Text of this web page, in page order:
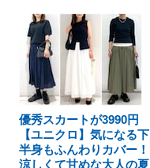
優秀スカートが3990円
【ユニクロ】気になる下
半身もふんわりカバー！
涼しくて甘めな大人の夏